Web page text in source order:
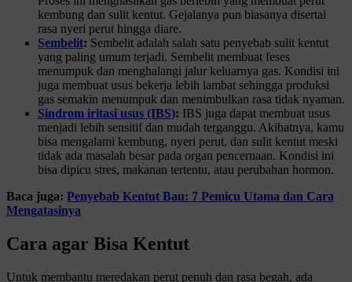
kembung dan sulit kentut. Gejalanya pun biasanya disertai
rasa nyeri perut hingga diare.
Sembelit: Sembelit adalah salah satu penyebab sulit kentut
yang paling umum terjadi. Sembelit membuat feses
menumpuk dan menghalangi jalur keluarnya gas. Kondisi ini
juga membuat usus bekerja lebih lambat sehingga produksi
gas semakin menumpuk dan menimbulkan rasa tidak nyaman.
Sindrom iritasi usus (IBS): IBS juga dapat membuat usus
menjadi lebih sensitif dan mudah terganggu. Akibatnya, kamu
bisa mengalami kembung, nyeri perut, dan sulit kentut meski
tidak ada masalah besar pada organ pencernaan. Kondisi ini
bisa dipicu stres, makanan tertentu, atau perubahan hormon.
Baca juga: Penyebab Kentut Bau: 7 Pemicu Utama dan Cara
Mengatasinya
Cara agar Bisa Kentut
Untuk membantu meredakan perut penuh dan rasa begah, ada